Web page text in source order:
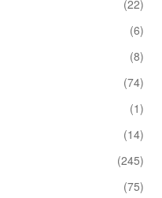
(22)
(6)
(8)
(74)
(1)
(14)
(245)
(75)